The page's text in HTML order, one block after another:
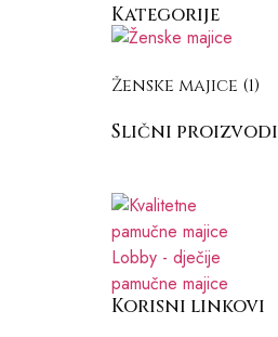
Kategorije
Ženske majice (1)
Slični proizvodi
Korisni linkovi